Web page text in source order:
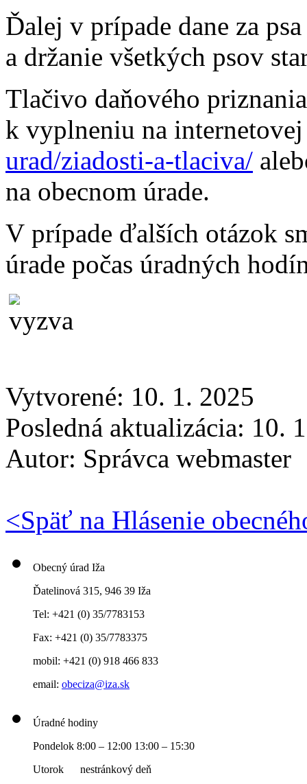
Ďalej v prípade dane za
a držanie všetkých psov
Tlačivo daňového
k vyplneniu na
urad/ziadosti-a-tlaciva/
na obecnom úrade.
V prípade ďalších otázok
úrade počas úradných
Vytvorené: 10. 1. 2025
Posledná aktualizácia: 10.
Autor: Správca webmaster
<Späť na Hlásenie
Obecný úrad Iža
Ďatelinová 315, 946 39 Iža
Tel: +421 (0) 35/7783153
Fax: +421 (0) 35/7783375
mobil: +421 (0) 918 466 833
email: obeciza@iza.sk
Úradné hodiny
Pondelok 8:00 – 12:00 13:00 – 15:30
Utorok nestránkový deň